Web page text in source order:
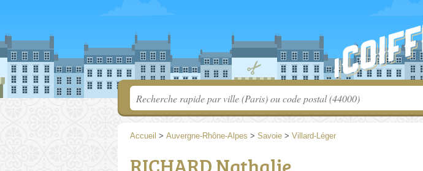
Accueil > Auvergne-Rhône-Alpes > Savoie > Villard-Léger